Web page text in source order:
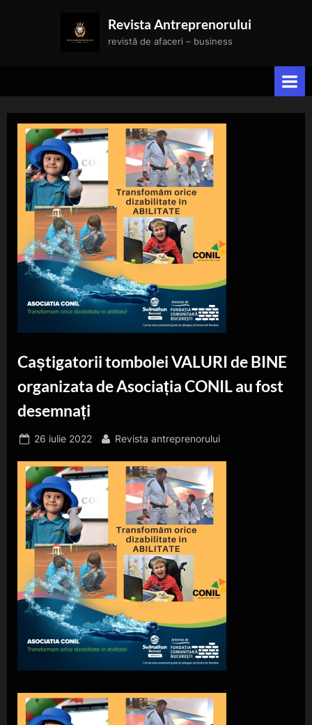
Revista Antreprenorului
revistă de afaceri – business
Caștigatorii tombolei VALURI de BINE
organizata de Asociația CONIL au fost
desemnați
Posted
26 iulie 2022 By
Revista antreprenorului